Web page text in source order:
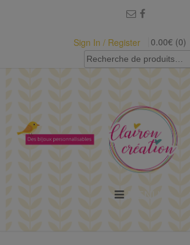
Sign In / Register
0.00€ (0)
Recherche
pour :